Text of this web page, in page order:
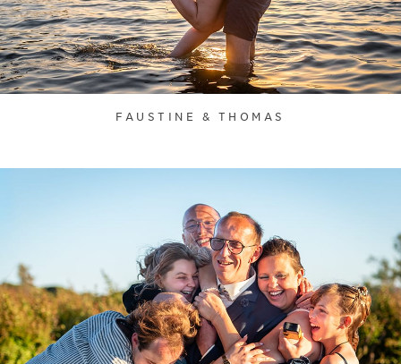
FAUSTINE & THOMAS